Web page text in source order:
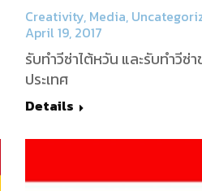
Creativity, Media,
April 19, 2017
รับทำวีซ่าไต้หวัน และรับทำวีซ่
ประเทศ
Details